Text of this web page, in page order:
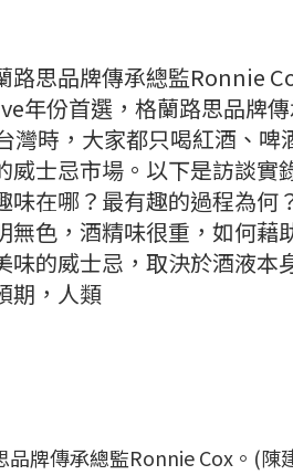
路思品牌傳承總監Ronnie
年份首選，格蘭路思品牌
灣時，大家都只喝紅酒、
威士忌市場。以下是訪談實
味在哪？最有趣的過程為
無色，酒精味很重，如何
味的威士忌，取決於酒液
期，人類
品牌傳承總監Ronnie Cox。(陳